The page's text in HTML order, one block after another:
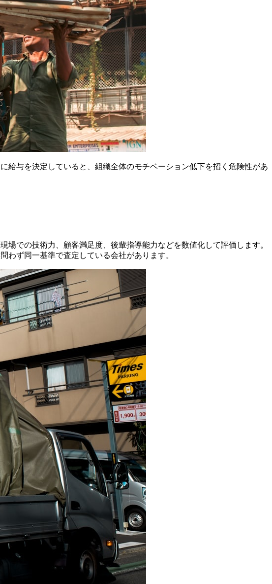
給与を決定していると、組織全体のモチベーション低下を招く危険性があ
での技術力、顧客満足度、後輩指導能力などを数値化して評価します。
わず同一基準で査定している会社があります。